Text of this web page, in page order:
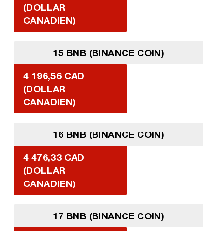
(DOLLAR
CANADIEN)
15 BNB (BINANCE COIN)
4 196,56 CAD
(DOLLAR
CANADIEN)
16 BNB (BINANCE COIN)
4 476,33 CAD
(DOLLAR
CANADIEN)
17 BNB (BINANCE COIN)